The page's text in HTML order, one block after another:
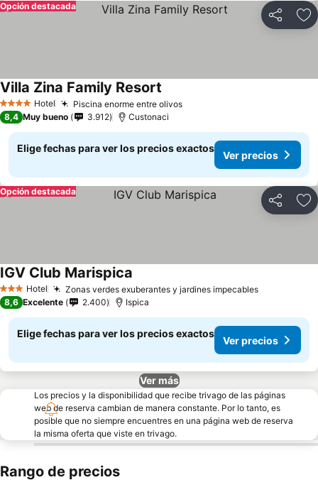
Compartir
Opción destacada
4 EstrellasHotel Piscina enorme entre olivos
Villa Zina Family Resort
8,4 Muy bueno 3.912 Custonaci
Elige fechas para ver los precios exactos
Ver precios
Compartir
Opción destacada
3 Estrellas
Hotel Zonas verdes exuberantes y jardines impecables
IGV Club Marispica
8,6 Excelente 2.400 Ispica
Elige fechas para ver los precios exactos
Ver precios
Ver más
Los precios y la disponibilidad que recibe trivago de las páginas
web de reserva cambian de manera constante. Por lo tanto, es
posible que no siempre encuentres en una página web de reserva
la misma oferta que viste en trivago.
Rango de precios